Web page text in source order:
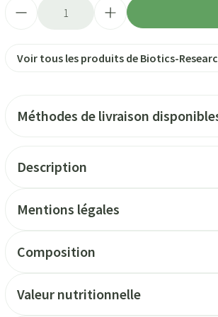
Voir tous les produits de Biotics-
Méthodes de livraison
Description
Mentions légales
Composition
Valeur nutritionnelle